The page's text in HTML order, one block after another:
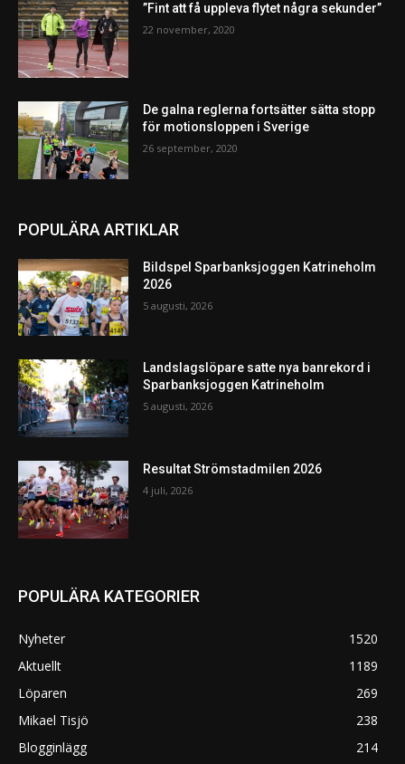
”Fint att få uppleva flytet några sekunder”
22 november, 2020
De galna reglerna fortsätter sätta stopp
för motionsloppen i Sverige
26 september, 2020
POPULÄRA ARTIKLAR
Bildspel Sparbanksjoggen Katrineholm
2026
5 augusti, 2026
Landslagslöpare satte nya banrekord i
Sparbanksjoggen Katrineholm
5 augusti, 2026
Resultat Strömstadmilen 2026
4 juli, 2026
POPULÄRA KATEGORIER
Nyheter
1520
Aktuellt
1189
Löparen
269
Mikael Tisjö
238
Blogginlägg
214